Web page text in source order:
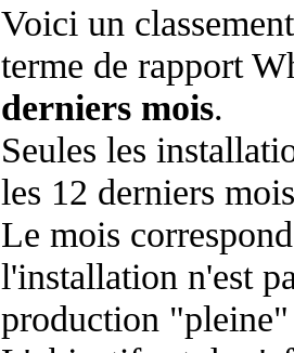
Voici un
terme de rapport
derniers mois.
Seules les
les 12 derniers
Le mois
l'installation n'est
production "pleine"